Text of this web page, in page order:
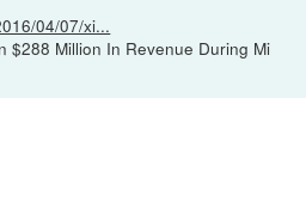
04/07/xi...
$288 Million In Revenue During Mi